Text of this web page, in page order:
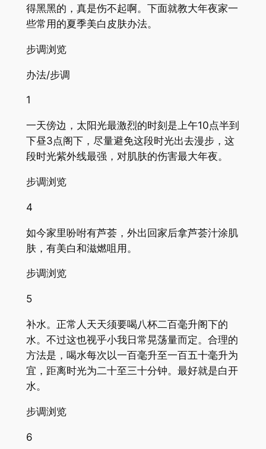
得黑黑的，真是伤不起啊。下面就教大年夜家一
些常用的夏季美白皮肤办法。
步调浏览
办法/步调
1
一天傍边，太阳光最激烈的时刻是上午10点半到
下昼3点阁下，尽量避免这段时光出去漫步，这
段时光紫外线最强，对肌肤的伤害最大年夜。
步调浏览
4
如今家里吩咐有芦荟，外出回家后拿芦荟汁涂肌
肤，有美白和滋燃咀用。
步调浏览
5
补水。正常人天天须要喝八杯二百毫升阁下的
水。不过这也视乎小我日常晃荡量而定。合理的
方法是，喝水每次以一百毫升至一百五十毫升为
宜，距离时光为二十至三十分钟。最好就是白开
水。
步调浏览
6